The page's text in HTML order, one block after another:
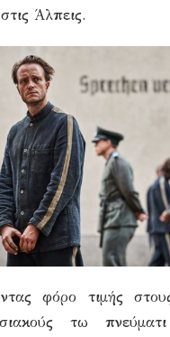
Άλπεις.
φόρο τιμής
τω